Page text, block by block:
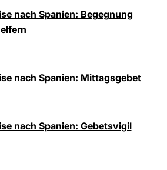
nach Spanien: Begegnung
nach Spanien: Mittagsgebet
nach Spanien: Gebetsvigil